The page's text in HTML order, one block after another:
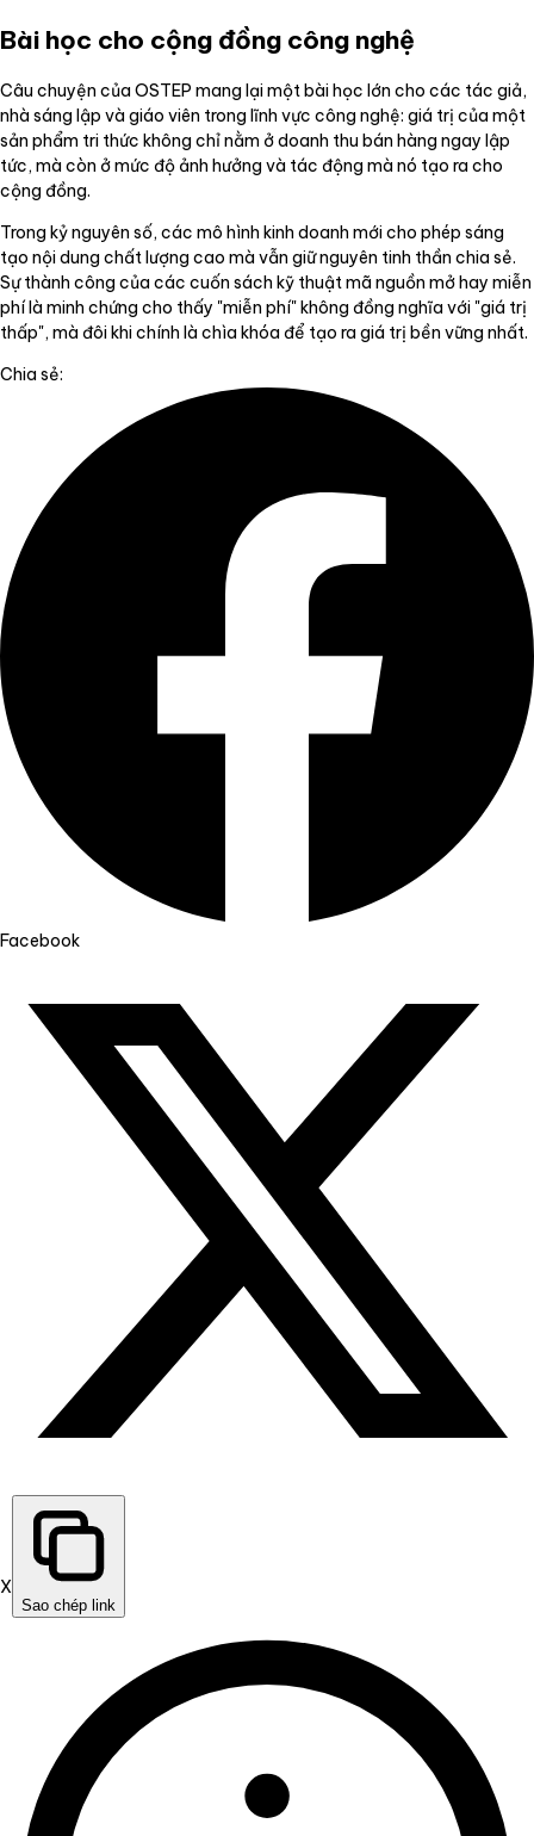
Bài học cho cộng đồng công nghệ
Câu chuyện của OSTEP mang lại một bài học lớn cho các tác giả,
nhà sáng lập và giáo viên trong lĩnh vực công nghệ: giá trị của một
sản phẩm tri thức không chỉ nằm ở doanh thu bán hàng ngay lập
tức, mà còn ở mức độ ảnh hưởng và tác động mà nó tạo ra cho
cộng đồng.
Trong kỷ nguyên số, các mô hình kinh doanh mới cho phép sáng
tạo nội dung chất lượng cao mà vẫn giữ nguyên tinh thần chia sẻ.
Sự thành công của các cuốn sách kỹ thuật mã nguồn mở hay miễn
phí là minh chứng cho thấy "miễn phí" không đồng nghĩa với "giá trị
thấp", mà đôi khi chính là chìa khóa để tạo ra giá trị bền vững nhất.
Chia sẻ:
Facebook
X
Sao chép link